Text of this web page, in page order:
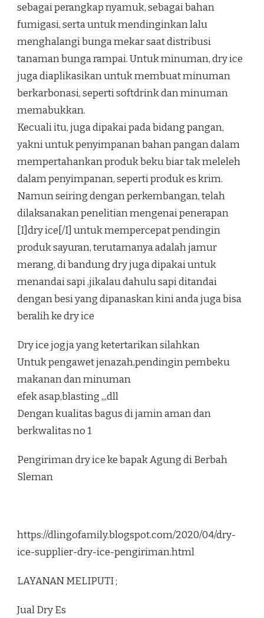
sebagai perangkap nyamuk, sebagai bahan
fumigasi, serta untuk mendinginkan lalu
menghalangi bunga mekar saat distribusi
tanaman bunga rampai. Untuk minuman, dry ice
juga diaplikasikan untuk membuat minuman
berkarbonasi, seperti softdrink dan minuman
memabukkan.
Kecuali itu, juga dipakai pada bidang pangan,
yakni untuk penyimpanan bahan pangan dalam
mempertahankan produk beku biar tak meleleh
dalam penyimpanan, seperti produk es krim.
Namun seiring dengan perkembangan, telah
dilaksanakan penelitian mengenai penerapan
[I]dry ice[/I] untuk mempercepat pendingin
produk sayuran, terutamanya adalah jamur
merang, di bandung dry juga dipakai untuk
menandai sapi ,jikalau dahulu sapi ditandai
dengan besi yang dipanaskan kini anda juga bisa
beralih ke dry ice
Dry ice jogja yang ketertarikan silahkan
Untuk pengawet jenazah,pendingin pembeku
makanan dan minuman
efek asap,blasting ,,,dll
Dengan kualitas bagus di jamin aman dan
berkwalitas no 1
Pengiriman dry ice ke bapak Agung di Berbah
Sleman
https://dlingofamily.blogspot.com/2020/04/dry-
ice-supplier-dry-ice-pengiriman.html
LAYANAN MELIPUTI ;
Jual Dry Es